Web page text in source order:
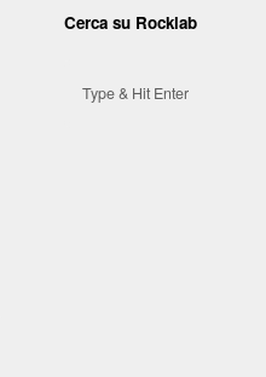
Cerca su Rocklab